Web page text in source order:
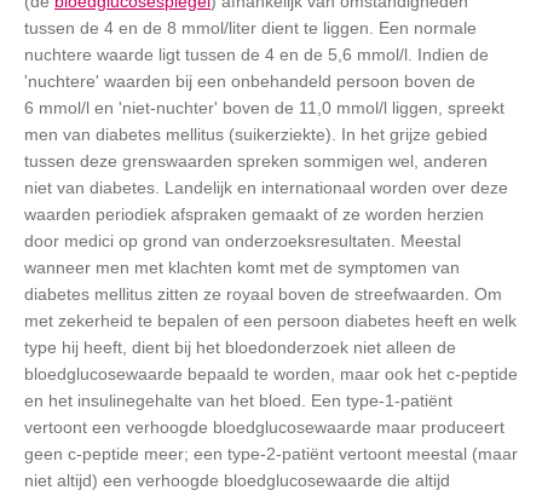
tussen de 4 en de 8 mmol/liter dient te liggen. Een normale
nuchtere waarde ligt tussen de 4 en de 5,6 mmol/l. Indien de
'nuchtere' waarden bij een onbehandeld persoon boven de
6 mmol/l en 'niet-nuchter' boven de 11,0 mmol/l liggen, spreekt
men van diabetes mellitus (suikerziekte). In het grijze gebied
tussen deze grenswaarden spreken sommigen wel, anderen
niet van diabetes. Landelijk en internationaal worden over deze
waarden periodiek afspraken gemaakt of ze worden herzien
door medici op grond van onderzoeksresultaten. Meestal
wanneer men met klachten komt met de symptomen van
diabetes mellitus zitten ze royaal boven de streefwaarden. Om
met zekerheid te bepalen of een persoon diabetes heeft en welk
type hij heeft, dient bij het bloedonderzoek niet alleen de
bloedglucosewaarde bepaald te worden, maar ook het c-peptide
en het insulinegehalte van het bloed. Een type-1-patiënt
vertoont een verhoogde bloedglucosewaarde maar produceert
geen c-peptide meer; een type-2-patiënt vertoont meestal (maar
niet altijd) een verhoogde bloedglucosewaarde die altijd